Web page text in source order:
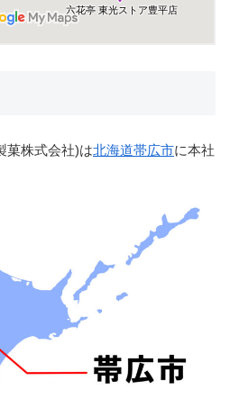
菓株式会社)は北海道帯広市に本社